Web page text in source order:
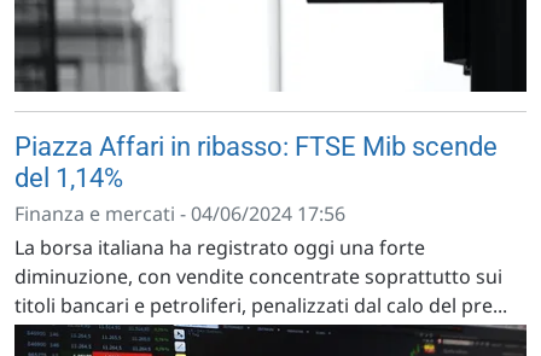
Piazza Affari in ribasso: FTSE Mib scende
del 1,14%
Finanza e mercati - 04/06/2024 17:56
La borsa italiana ha registrato oggi una forte
diminuzione, con vendite concentrate soprattutto sui
titoli bancari e petroliferi, penalizzati dal calo del pre...